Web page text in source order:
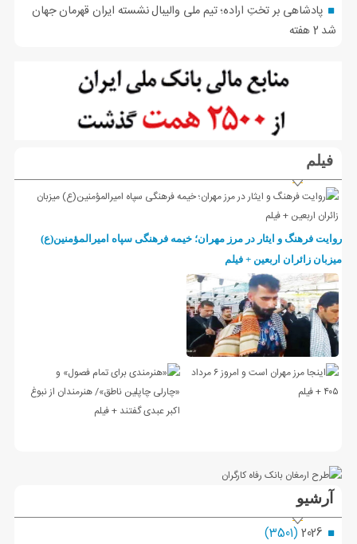
پادشاهی بر تختِ اراده؛ تیم ملی والیبال نشسته ایران قهرمان جهان
شد 2 هفته
فیلم
روایت فرهنگ و ایثار در مرز مهران؛ خیمه فرهنگی سپاه امیرالمؤمنین(ع)
میزبان زائران اربعین + فیلم
آرشیو
2026
(3501)